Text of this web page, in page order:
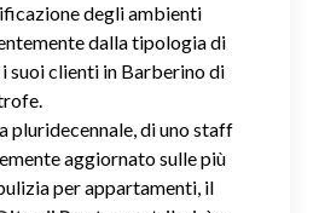
degli ambienti
dalla tipologia di
suoi clienti in Barberino di
pluridecennale, di uno staff
aggiornato sulle più
per appartamenti, il